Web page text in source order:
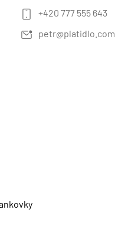
+420 777 555 643
petr@platidlo.com